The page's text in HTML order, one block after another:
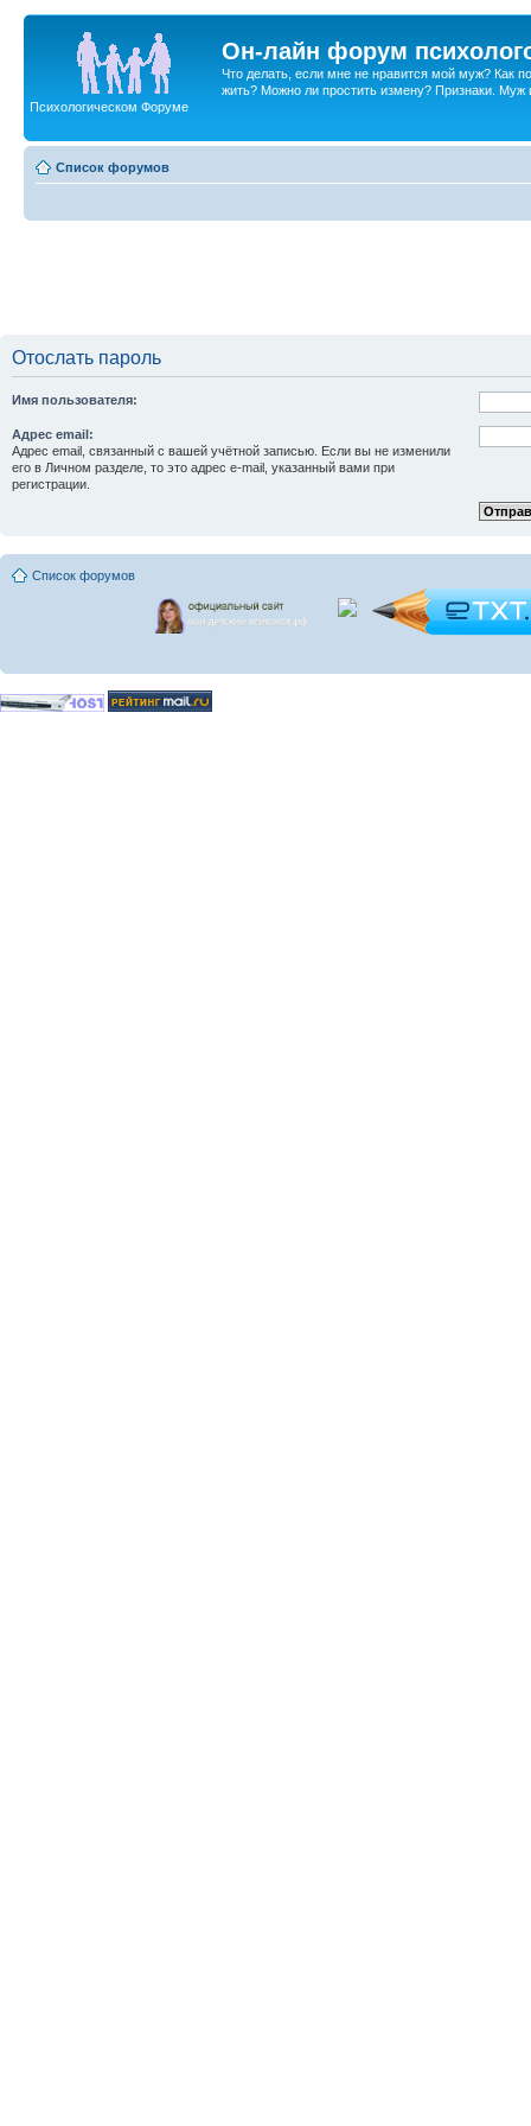
Он-лайн форум
Что делать, если мне не нравится мой муж? Как
жить? Можно ли простить измену? Признаки. Муж
Психологическом Форуме
Список форумов
Отослать пароль
Имя пользователя:
Адрес email:
Адрес email, связанный с вашей учётной записью. Если вы не изменили
его в Личном разделе, то это адрес e-mail, указанный вами при
регистрации.
Список форумов